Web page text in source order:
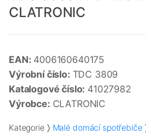
CLATRONIC
EAN: 4006160640175
Výrobní číslo: TDC 3809
Katalogové číslo: 41027982
Výrobce: CLATRONIC
Kategorie Malé domácí spotřebiče